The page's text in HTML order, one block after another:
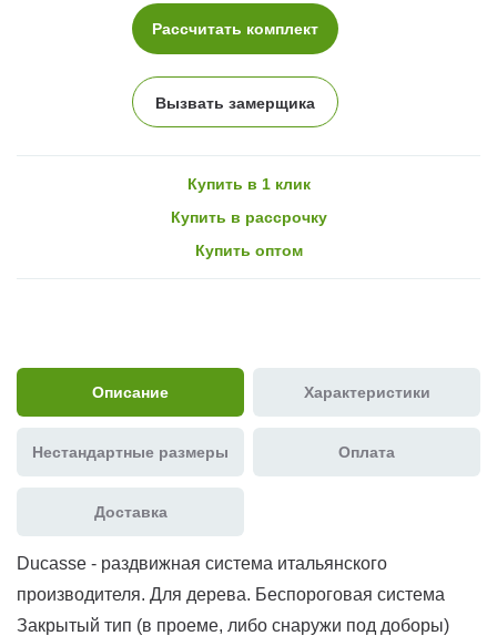
Рассчитать комплект
Вызвать замерщика
Купить в 1 клик
Купить в рассрочку
Купить оптом
Описание Характеристики
Нестандартные размеры Оплата
Доставка
Ducasse - раздвижная система итальянского
производителя. Для дерева. Беспороговая система
Закрытый тип (в проеме, либо снаружи под доборы)